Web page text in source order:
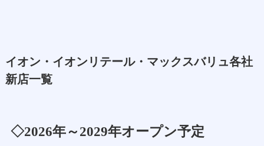
イオン・イオンリテール・マックスバリュ各社
新店一覧
◇2026年～2029年オープン予定